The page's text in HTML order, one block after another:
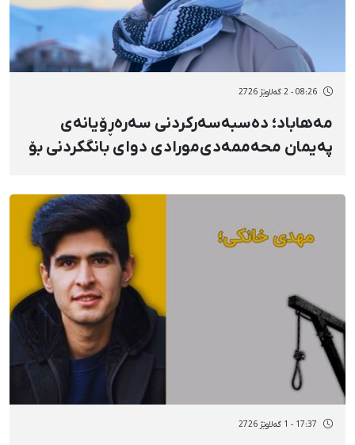
08:26 - 2 گەلاوێژ 2726
مەهاباد؛ دەسبەسەرکردنی سەرەڕۆیانەی
پەیمان محەممەدی‌مورادی دوای بانگکردنی بۆ
نادیار
17:37 - 1 گەلاوێژ 2726